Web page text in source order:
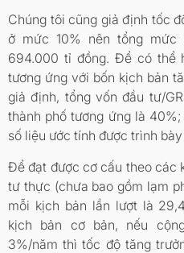
Chúng tôi cũng giả định tốc
ở mức 10% nên tổng
694.000 tỉ đồng. Để có thể
tương ứng với bốn kịch bản
giả định, tổng vốn đầu tư/
thành phố tương ứng là
số liệu ước tính được trình
Để đạt được cơ cấu theo các
tư thực (chưa bao gồm lạm
mỗi kịch bản lần lượt là
kịch bản cơ bản, nếu
3%/năm thì tốc độ tăng